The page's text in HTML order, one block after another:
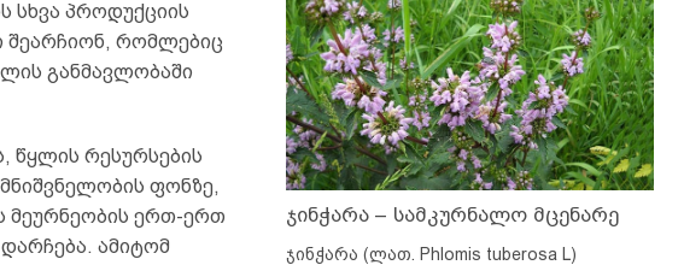
სხვა პროდუქციის
შეარჩიონ, რომლებიც
განმავლობაში
წყლის რესურსების
ფონზე,
მეურნეობის ერთ-ერთ
ამიტომ
ჯინჭარა – სამკურნალო მცენარე
ჯინჭარა (ლათ. Phlomis tuberosa L)